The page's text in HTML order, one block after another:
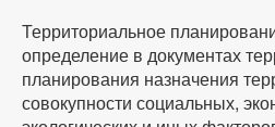
Территориальное
определение в документах
планирования назначения
совокупности социальных,